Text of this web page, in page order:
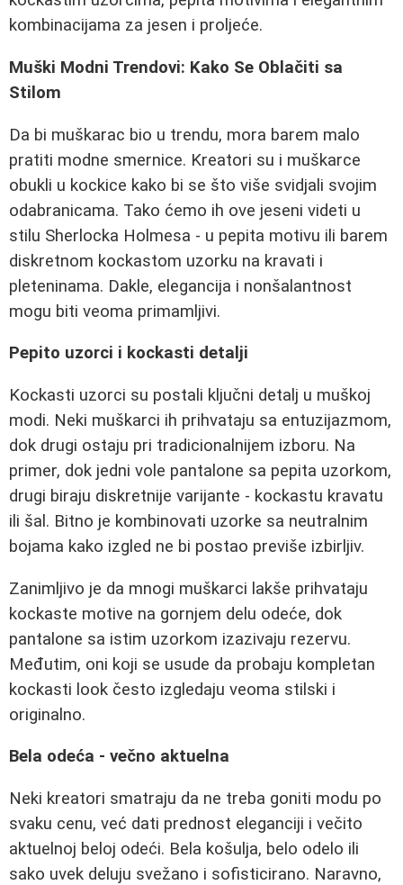
kombinacijama za jesen i proljeće.
Muški Modni Trendovi: Kako Se Oblačiti sa
Stilom
Da bi muškarac bio u trendu, mora barem malo
pratiti modne smernice. Kreatori su i muškarce
obukli u kockice kako bi se što više svidjali svojim
odabranicama. Tako ćemo ih ove jeseni videti u
stilu Sherlocka Holmesa - u pepita motivu ili barem
diskretnom kockastom uzorku na kravati i
pleteninama. Dakle, elegancija i nonšalantnost
mogu biti veoma primamljivi.
Pepito uzorci i kockasti detalji
Kockasti uzorci su postali ključni detalj u muškoj
modi. Neki muškarci ih prihvataju sa entuzijazmom,
dok drugi ostaju pri tradicionalnijem izboru. Na
primer, dok jedni vole pantalone sa pepita uzorkom,
drugi biraju diskretnije varijante - kockastu kravatu
ili šal. Bitno je kombinovati uzorke sa neutralnim
bojama kako izgled ne bi postao previše izbirljiv.
Zanimljivo je da mnogi muškarci lakše prihvataju
kockaste motive na gornjem delu odeće, dok
pantalone sa istim uzorkom izazivaju rezervu.
Međutim, oni koji se usude da probaju kompletan
kockasti look često izgledaju veoma stilski i
originalno.
Bela odeća - večno aktuelna
Neki kreatori smatraju da ne treba goniti modu po
svaku cenu, već dati prednost eleganciji i večito
aktuelnoj beloj odeći. Bela košulja, belo odelo ili
sako uvek deluju svežano i sofisticirano. Naravno,